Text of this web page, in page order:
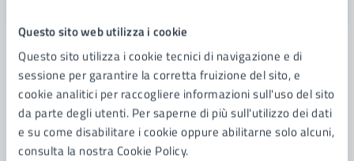
Questo sito web utilizza i cookie
Questo sito utilizza i cookie tecnici di navigazione e di
sessione per garantire la corretta fruizione del sito, e
cookie analitici per raccogliere informazioni sull'uso del sito
da parte degli utenti. Per saperne di più sull'utilizzo dei dati
e su come disabilitare i cookie oppure abilitarne solo alcuni,
consulta la nostra Cookie Policy.
AVVISI DAL15/07/26—AL21/09/26
Avviso: Centri Estivi 2026
Contributi alle famiglie per la frequenza dei centri
estivi e delle attività socioeducative a favore dei